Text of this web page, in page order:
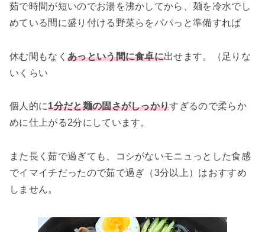
茹で時間が短いのでお湯を沸かしてから、麺を冷水でし
めている間に盛り付ける野菜らをパパっと準備すれば
休む間もなく あっという間に食卓に出せます。（足りな
いくらい
個人的に1分だと麺の固さがしっかりすぎるので柔らか
めに仕上がる2分にしています。
また長く茹で過ぎても、コシがないモニュっとした食感
でイマイチだったので茹で過ぎ（3分以上）はおすすめ
しません。